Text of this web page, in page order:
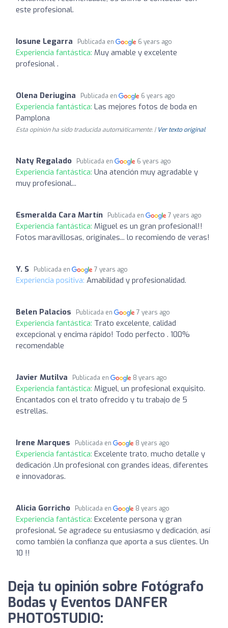
este profesional.
Iosune Legarra Publicada en 6 years ago
Experiencia fantástica: Muy amable y excelente
profesional .
Olena Deriugina Publicada en 6 years ago
Experiencia fantástica: Las mejores fotos de boda en
Pamplona
Esta opinión ha sido traducida automáticamente. | Ver texto original
Naty Regalado Publicada en 6 years ago
Experiencia fantástica: Una atención muy agradable y
muy profesional...
Esmeralda Cara Martín Publicada en 7 years ago
Experiencia fantástica: Miguel es un gran profesional!!
Fotos maravillosas, originales... lo recomiendo de veras!
Y. S Publicada en 7 years ago
Experiencia positiva: Amabilidad y profesionalidad.
Belen Palacios Publicada en 7 years ago
Experiencia fantástica: Trato excelente, calidad
excepcional y encima rápido! Todo perfecto . 100%
recomendable
Javier Mutilva Publicada en 8 years ago
Experiencia fantástica: Miguel, un profesional exquisito.
Encantados con el trato ofrecido y tu trabajo de 5
estrellas.
Irene Marques Publicada en 8 years ago
Experiencia fantástica: Excelente trato, mucho detalle y
dedicación .Un profesional con grandes ideas, diferentes
e innovadoras.
Alicia Gorricho Publicada en 8 years ago
Experiencia fantástica: Excelente persona y gran
profesional. Se agradece su entusiasmo y dedicación, así
como también la confianza que aporta a sus clientes. Un
10 !!
Deja tu opinión sobre Fotógrafo
Bodas y Eventos DANFER
PHOTOSTUDIO: